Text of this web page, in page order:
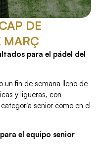
DE
MARÇ
para el pádel del
un fin de semana lleno de
y ligueras, con
senior como en el
el equipo senior